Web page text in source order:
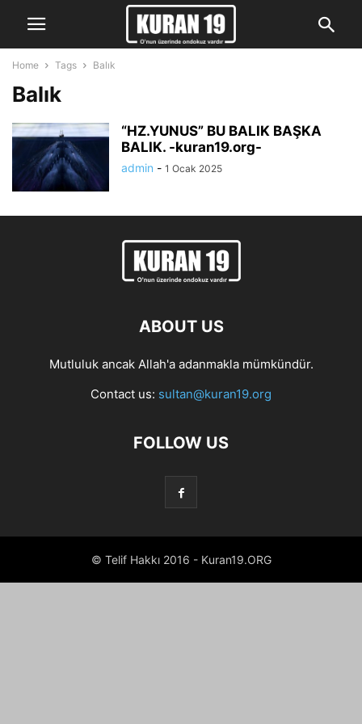
Home Tags Balık
Balık
“HZ.YUNUS” BU BALIK BAŞKA
BALIK. -kuran19.org-
admin - 1 Ocak 2025
ABOUT US
Mutluluk ancak Allah'a adanmakla mümkündür.
Contact us: sultan@kuran19.org
FOLLOW US
© Telif Hakkı 2016 - Kuran19.ORG